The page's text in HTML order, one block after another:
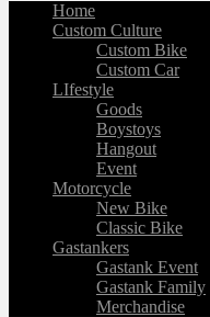
Home
Custom Culture
Custom Bike
Custom Car
LIfestyle
Goods
Boystoys
Hangout
Event
Motorcycle
New Bike
Classic Bike
Gastankers
Gastank Event
Gastank Family
Merchandise